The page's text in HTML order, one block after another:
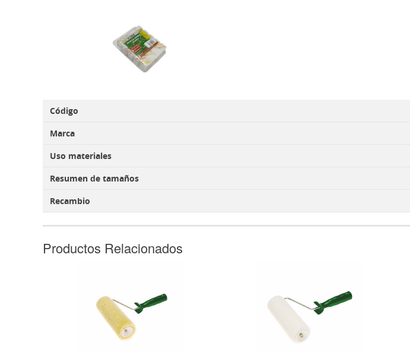
Código
Marca
Uso materiales
Resumen de tamaños
Recambio
Productos Relacionados